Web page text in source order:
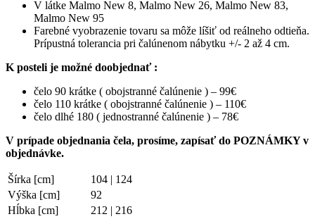
V látke Malmo New 8, Malmo New 26, Malmo New 83,
Malmo New 95
Farebné vyobrazenie tovaru sa môže líšiť od reálneho odtieňa.
Prípustná tolerancia pri čalúnenom nábytku +/- 2 až 4 cm.
K posteli je možné doobjednať :
čelo 90 krátke ( obojstranné čalúnenie ) – 99€
čelo 110 krátke ( obojstranné čalúnenie ) – 110€
čelo dlhé 180 ( jednostranné čalúnenie ) – 78€
V prípade objednania čela, prosíme, zapísať do POZNÁMKY v
objednávke.
Šírka [cm]
104 | 124
Výška [cm]
92
Hĺbka [cm]
212 | 216